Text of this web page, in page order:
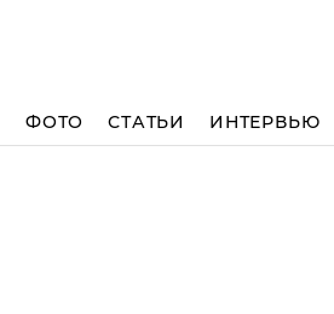
ФОТО СТАТЬИ ИНТЕРВЬЮ